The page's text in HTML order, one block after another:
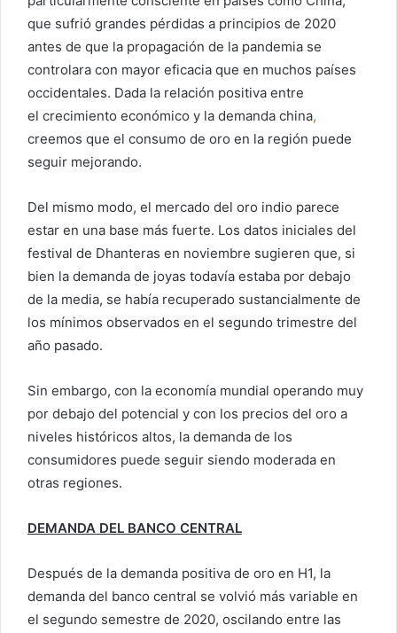
que sufrió grandes pérdidas a principios de 2020
antes de que la propagación de la pandemia se
controlara con mayor eficacia que en muchos países
occidentales. Dada la relación positiva entre
el crecimiento económico y la demanda china,
creemos que el consumo de oro en la región puede
seguir mejorando.
Del mismo modo, el mercado del oro indio parece
estar en una base más fuerte. Los datos iniciales del
festival de Dhanteras en noviembre sugieren que, si
bien la demanda de joyas todavía estaba por debajo
de la media, se había recuperado sustancialmente de
los mínimos observados en el segundo trimestre del
año pasado.
Sin embargo, con la economía mundial operando muy
por debajo del potencial y con los precios del oro a
niveles históricos altos, la demanda de los
consumidores puede seguir siendo moderada en
otras regiones.
DEMANDA DEL BANCO CENTRAL
Después de la demanda positiva de oro en H1, la
demanda del banco central se volvió más variable en
el segundo semestre de 2020, oscilando entre las